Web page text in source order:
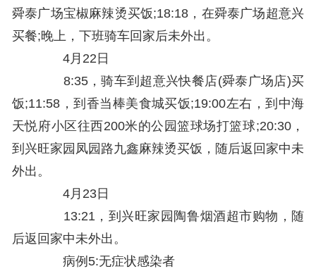
舜泰广场宝椒麻辣烫买饭;18:18，在舜泰广场超意兴
买餐;晚上，下班骑车回家后未外出。
4月22日
8:35，骑车到超意兴快餐店(舜泰广场店)买
饭;11:58，到香当棒美食城买饭;19:00左右，到中海
天悦府小区往西200米的公园篮球场打篮球;20:30，
到兴旺家园凤园路九鑫麻辣烫买饭，随后返回家中未
外出。
4月23日
13:21，到兴旺家园陶鲁烟酒超市购物，随
后返回家中未外出。
病例5:无症状感染者